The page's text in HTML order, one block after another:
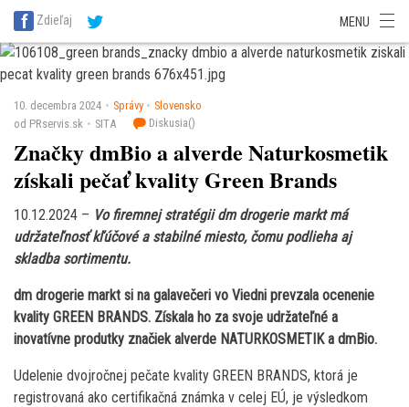
SITA Energetika
SITA Potravinárstvo
Zdieľaj MENU
10. decembra 2024 Správy
Slovensko
od PRservis.sk
SITA Diskusia()
Značky dmBio a alverde Naturkosmetik
získali pečať kvality Green Brands
10.12.2024 – Vo firemnej stratégii dm drogerie markt má
udržateľnosť kľúčové a stabilné miesto, čomu podlieha aj
skladba sortimentu.
dm drogerie markt si na galavečeri vo Viedni prevzala ocenenie
kvality GREEN BRANDS. Získala ho za svoje udržateľné a
inovatívne produtky značiek alverde NATURKOSMETIK a dmBio.
Udelenie dvojročnej pečate kvality GREEN BRANDS, ktorá je
registrovaná ako certifikačná známka v celej EÚ, je výsledkom